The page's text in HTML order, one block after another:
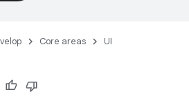
Core areas
UI